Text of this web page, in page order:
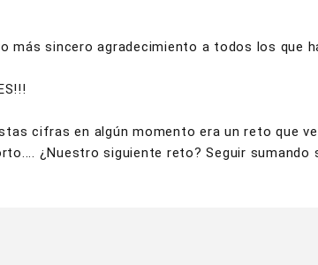
más sincero agradecimiento a todos los que
cifras en algún momento era un reto que
¿Nuestro siguiente reto? Seguir